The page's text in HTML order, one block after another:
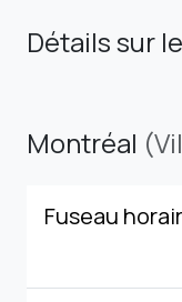
Détails sur
Montréal
Fuseau